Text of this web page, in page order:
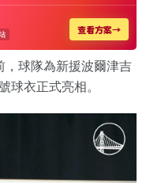
，球隊為新援波爾津吉
球衣正式亮相。